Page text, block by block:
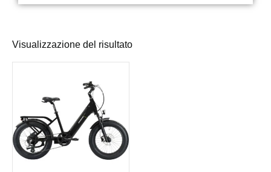
Visualizzazione del risultato